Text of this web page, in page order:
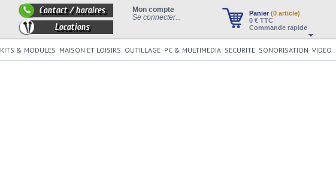
Panier (0 article)
0 € TTC
Commande rapide
Mon compte
Se connecter...
Contact / horaires
Locations
KITS & MODULES MAISON ET LOISIRS OUTILLAGE PC & MULTIMEDIA SECURITE SONORISATION VIDEO